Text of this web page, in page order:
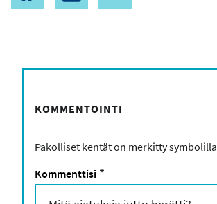
KOMMENTOINTI
Pakolliset kentät on merkitty symbolilla
Kommenttisi *